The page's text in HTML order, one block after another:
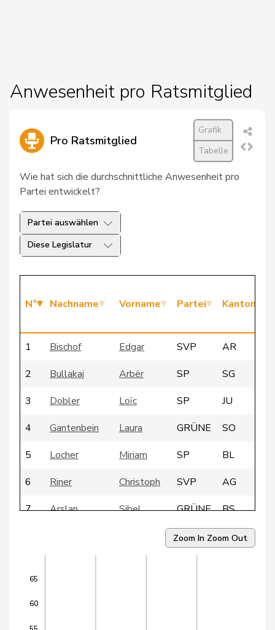
Anwesenheit pro Ratsmitglied
Pro Ratsmitglied
Grafik
Tabelle
Wie hat sich die durchschnittliche Anwesenheit pro
Partei entwickelt?
Partei auswählen
Diese Legislatur
N° Nachname Vorname Partei Kanton
1 Bischof Edgar SVP
AR
2
Bullakaj Arbër SP
SG
3
Dobler Loïc SP
JU
4
Gantenbein Laura GRÜNE
SO
5
Locher Miriam SP
BL
6
Riner Christoph SVP
AG
7
Arslan Sibel GRÜNE
BS
SP
LU
Zoom In Zoom Out
60
65